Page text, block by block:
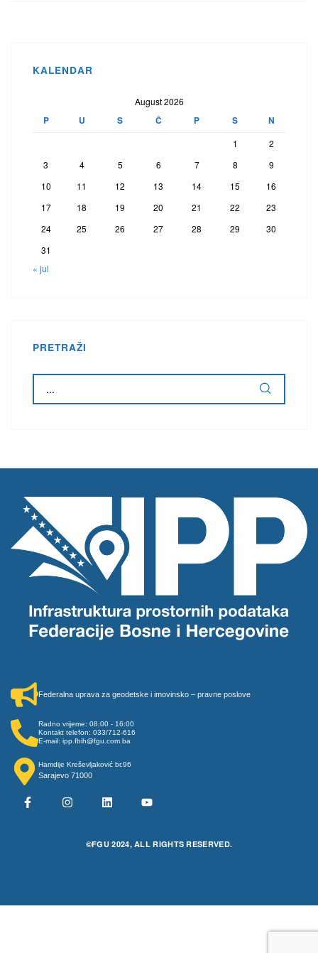
KALENDAR
August 2026
P U S Č P S N
1
2
3
4 5 6 7 8
9
10
11 12 13 14 15
16
17
18 19 20 21 22
23
24
25 26 27 28 29
30
31
« jul
PRETRAŽI
Federalna uprava za geodetske i imovinsko – pravne poslove
Radno vrijeme: 08:00 - 16:00
Kontakt telefon: 033/712-616
E-mail: ipp.fbih@fgu.com.ba
Hamdije Kreševljaković br.96
Sarajevo 71000
©FGU 2024, ALL RIGHTS RESERVED.